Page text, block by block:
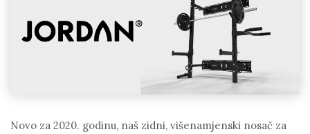
Novo za 2020. godinu, naš zidni, višenamjenski nosač za